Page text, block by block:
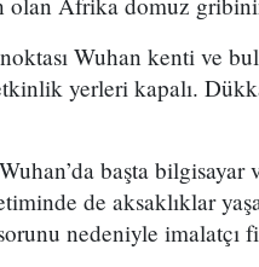
Wuhan kenti ve
yerleri kapalı.
başta bilgisayar
de aksaklıklar
nedeniyle imalatçı